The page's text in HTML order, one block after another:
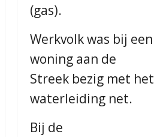
(gas).
Werkvolk was bij een
woning aan de
Streek bezig met het
waterleiding net.
Bij de